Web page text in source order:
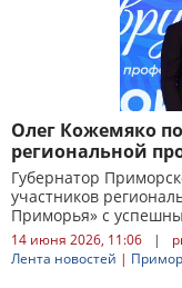
Олег Кожемяко
региональной
Губернатор
участников
Приморья» с
14 июня 2026, 11:06 |
Лента новостей |